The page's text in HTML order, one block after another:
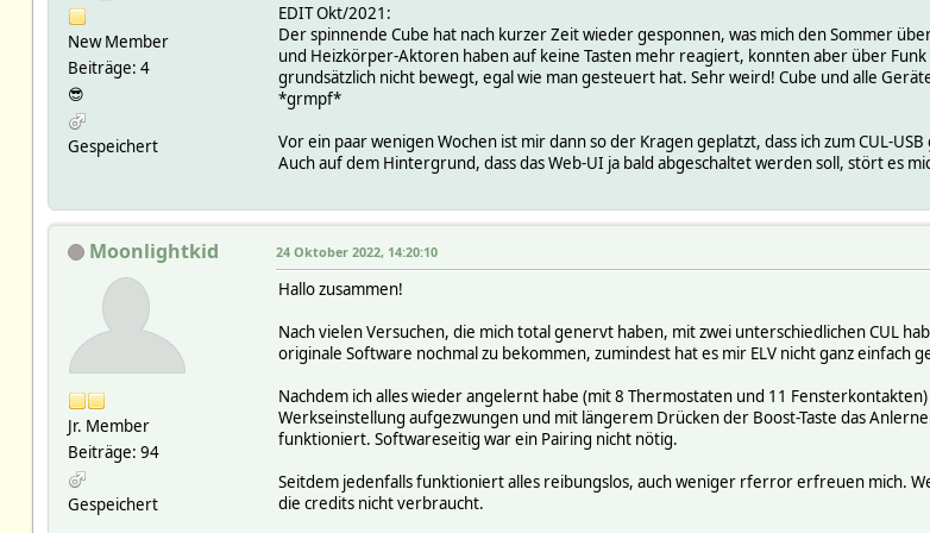
New Member
Beiträge: 4
😎
Gespeichert
EDIT Okt/2021:
Der spinnende Cube hat nach kurzer Zeit wieder gesponnen, was mich den Sommer
und Heizkörper-Aktoren haben auf keine Tasten mehr reagiert, konnten aber über
grundsätzlich nicht bewegt, egal wie man gesteuert hat. Sehr weird! Cube und alle
*grmpf*
Vor ein paar wenigen Wochen ist mir dann so der Kragen geplatzt, dass ich zum CUL-
Auch auf dem Hintergrund, dass das Web-UI ja bald abgeschaltet werden soll, stört es
Moonlightkid
Jr. Member
Beiträge: 94
Gespeichert
24 Oktober 2022, 14:20:10
Hallo zusammen!
Nach vielen Versuchen, die mich total genervt haben, mit zwei unterschiedlichen CUL
originale Software nochmal zu bekommen, zumindest hat es mir ELV nicht ganz einfach
Nachdem ich alles wieder angelernt habe (mit 8 Thermostaten und 11
Werkseinstellung aufgezwungen und mit längerem Drücken der Boost-Taste das
funktioniert. Softwareseitig war ein Pairing nicht nötig.
Seitdem jedenfalls funktioniert alles reibungslos, auch weniger rferror erfreuen mich.
die credits nicht verbraucht.